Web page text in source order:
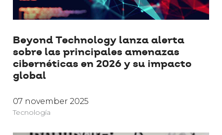
Beyond Technology lanza alerta
sobre las principales amenazas
cibernéticas en 2026 y su impacto
global
07 november 2025
Tecnología